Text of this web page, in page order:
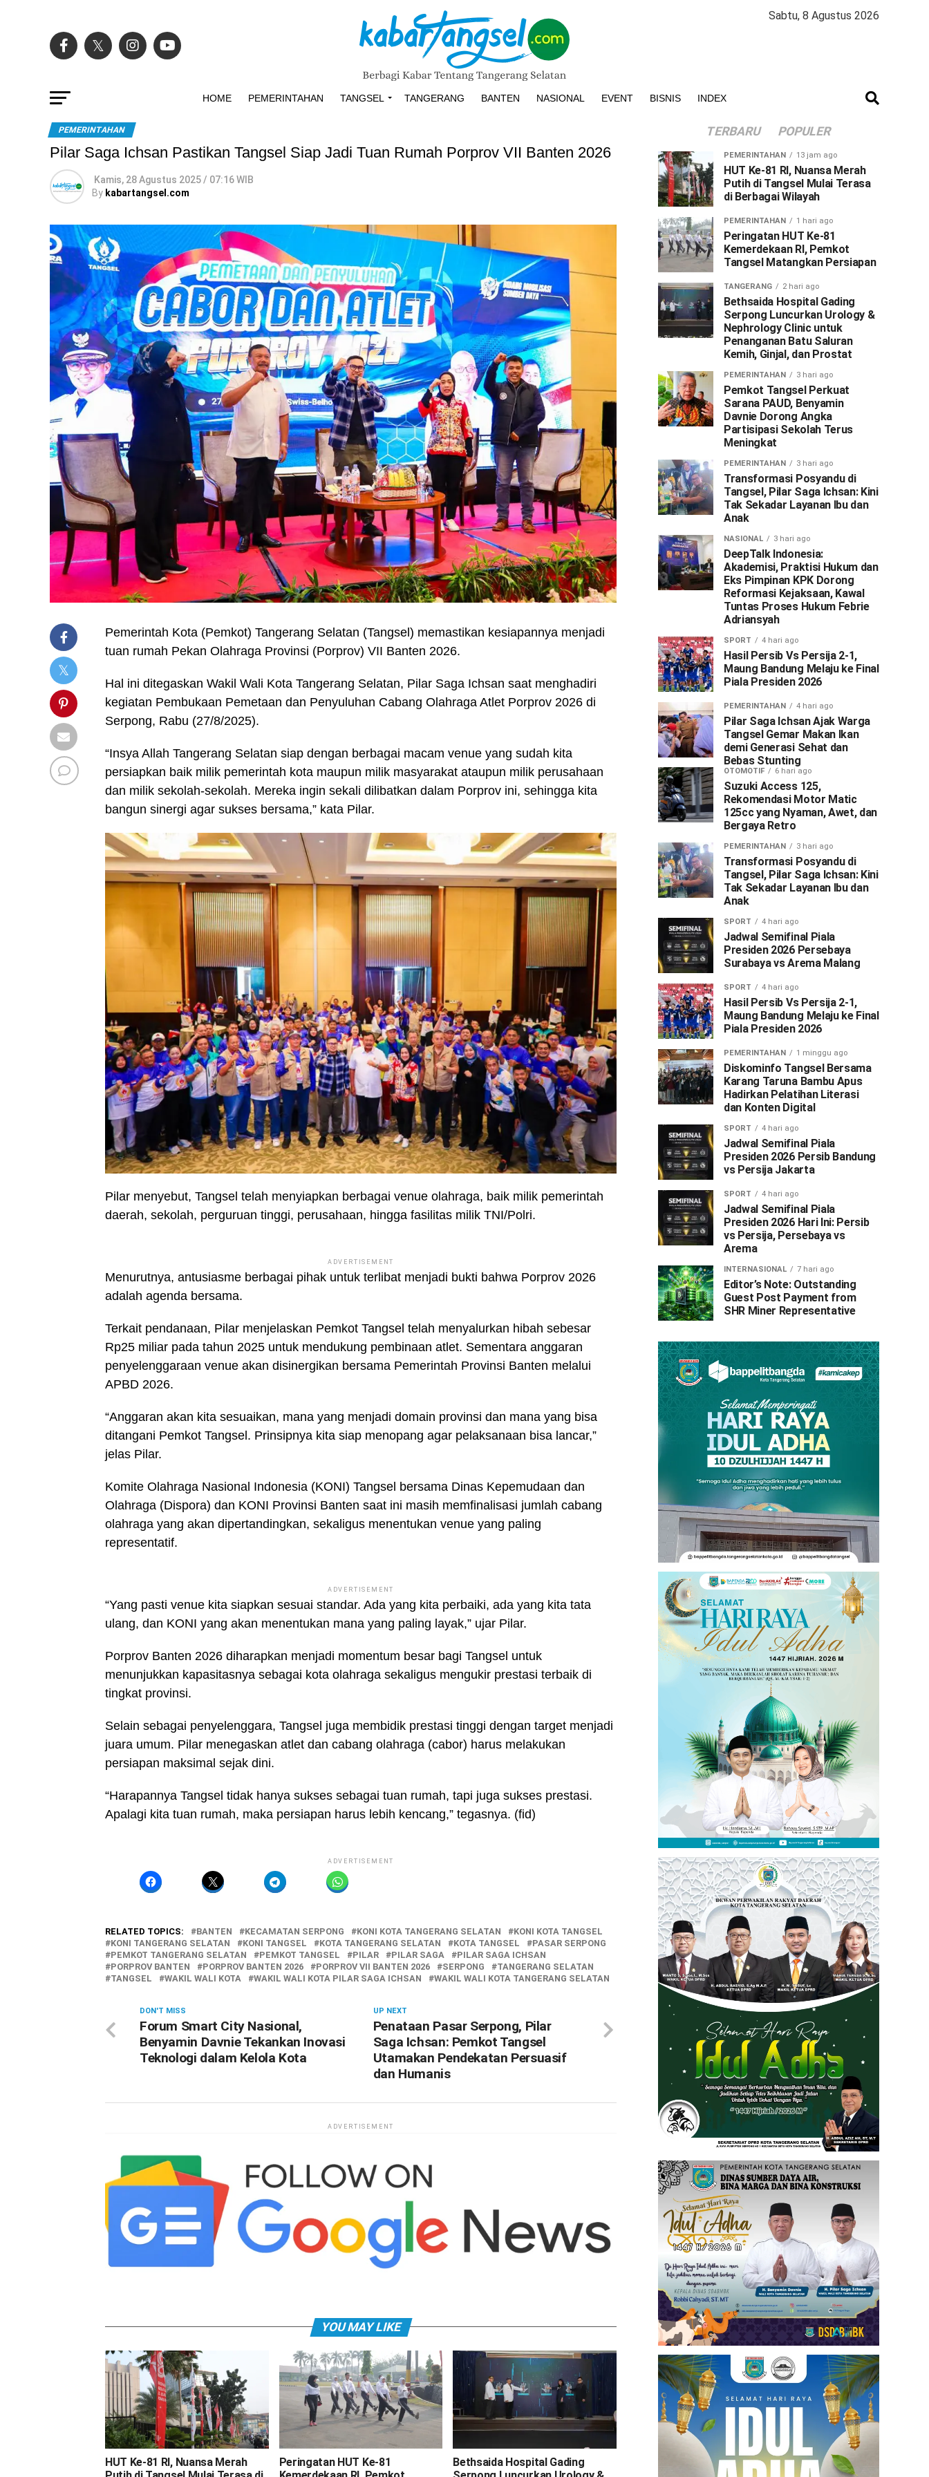
Sabtu, 8 Agustus 2026
HOME PEMERINTAHAN TANGSEL TANGERANG BANTEN NASIONAL EVENT BISNIS INDEX
PEMERINTAHAN
Pilar Saga Ichsan Pastikan Tangsel Siap Jadi Tuan Rumah Porprov VII Banten 2026
Kamis, 28 Agustus 2025 / 07:16 WIB
By kabartangsel.com
Pemerintah Kota (Pemkot) Tangerang Selatan (Tangsel) memastikan kesiapannya menjadi
tuan rumah Pekan Olahraga Provinsi (Porprov) VII Banten 2026.
Hal ini ditegaskan Wakil Wali Kota Tangerang Selatan, Pilar Saga Ichsan saat menghadiri
kegiatan Pembukaan Pemetaan dan Penyuluhan Cabang Olahraga Atlet Porprov 2026 di
Serpong, Rabu (27/8/2025).
“Insya Allah Tangerang Selatan siap dengan berbagai macam venue yang sudah kita
persiapkan baik milik pemerintah kota maupun milik masyarakat ataupun milik perusahaan
dan milik sekolah-sekolah. Mereka ingin sekali dilibatkan dalam Porprov ini, sehingga kita
bangun sinergi agar sukses bersama,” kata Pilar.
Pilar menyebut, Tangsel telah menyiapkan berbagai venue olahraga, baik milik pemerintah
daerah, sekolah, perguruan tinggi, perusahaan, hingga fasilitas milik TNI/Polri.
ADVERTISEMENT
Menurutnya, antusiasme berbagai pihak untuk terlibat menjadi bukti bahwa Porprov 2026
adalah agenda bersama.
Terkait pendanaan, Pilar menjelaskan Pemkot Tangsel telah menyalurkan hibah sebesar
Rp25 miliar pada tahun 2025 untuk mendukung pembinaan atlet. Sementara anggaran
penyelenggaraan venue akan disinergikan bersama Pemerintah Provinsi Banten melalui
APBD 2026.
“Anggaran akan kita sesuaikan, mana yang menjadi domain provinsi dan mana yang bisa
ditangani Pemkot Tangsel. Prinsipnya kita siap menopang agar pelaksanaan bisa lancar,”
jelas Pilar.
Komite Olahraga Nasional Indonesia (KONI) Tangsel bersama Dinas Kepemudaan dan
Olahraga (Dispora) dan KONI Provinsi Banten saat ini masih memfinalisasi jumlah cabang
olahraga yang akan dipertandingkan, sekaligus menentukan venue yang paling
representatif.
ADVERTISEMENT
“Yang pasti venue kita siapkan sesuai standar. Ada yang kita perbaiki, ada yang kita tata
ulang, dan KONI yang akan menentukan mana yang paling layak,” ujar Pilar.
Porprov Banten 2026 diharapkan menjadi momentum besar bagi Tangsel untuk
menunjukkan kapasitasnya sebagai kota olahraga sekaligus mengukir prestasi terbaik di
tingkat provinsi.
Selain sebagai penyelenggara, Tangsel juga membidik prestasi tinggi dengan target menjadi
juara umum. Pilar menegaskan atlet dan cabang olahraga (cabor) harus melakukan
persiapan maksimal sejak dini.
“Harapannya Tangsel tidak hanya sukses sebagai tuan rumah, tapi juga sukses prestasi.
Apalagi kita tuan rumah, maka persiapan harus lebih kencang,” tegasnya. (fid)
ADVERTISEMENT
RELATED TOPICS: BANTEN KECAMATAN SERPONG KONI KOTA TANGERANG SELATAN
KONI KOTA TANGSEL
KONI TANGERANG SELATAN
KONI TANGSEL KOTA TANGERANG SELATAN KOTA TANGSEL
PASAR SERPONG
PEMKOT TANGERANG SELATAN
PEMKOT TANGSEL PILAR PILAR SAGA
PILAR SAGA ICHSAN
PORPROV BANTEN
PORPROV BANTEN 2026 PORPROV VII BANTEN 2026 SERPONG
TANGERANG SELATAN
TANGSEL
WAKIL WALI KOTA WAKIL WALI KOTA PILAR SAGA ICHSAN WAKIL WALI KOTA TANGERANG SELATAN
UP NEXT
Penataan Pasar Serpong, Pilar
Saga Ichsan: Pemkot Tangsel
Utamakan Pendekatan Persuasif
dan Humanis
DON'T MISS
Forum Smart City Nasional,
Benyamin Davnie Tekankan Inovasi
Teknologi dalam Kelola Kota
ADVERTISEMENT
YOU MAY LIKE
HUT Ke-81 RI, Nuansa Merah
Peringatan HUT Ke-81
Bethsaida Hospital Gading
TERBARU POPULER
PEMERINTAHAN 13 jam ago
HUT Ke-81 RI, Nuansa Merah
Putih di Tangsel Mulai Terasa
di Berbagai Wilayah
PEMERINTAHAN 1 hari ago
Peringatan HUT Ke-81
Kemerdekaan RI, Pemkot
Tangsel Matangkan Persiapan
TANGERANG 2 hari ago
Bethsaida Hospital Gading
Serpong Luncurkan Urology &
Nephrology Clinic untuk
Penanganan Batu Saluran
Kemih, Ginjal, dan Prostat
PEMERINTAHAN 3 hari ago
Pemkot Tangsel Perkuat
Sarana PAUD, Benyamin
Davnie Dorong Angka
Partisipasi Sekolah Terus
Meningkat
PEMERINTAHAN 3 hari ago
Transformasi Posyandu di
Tangsel, Pilar Saga Ichsan: Kini
Tak Sekadar Layanan Ibu dan
Anak
NASIONAL 3 hari ago
DeepTalk Indonesia:
Akademisi, Praktisi Hukum dan
Eks Pimpinan KPK Dorong
Reformasi Kejaksaan, Kawal
Tuntas Proses Hukum Febrie
Adriansyah
SPORT 4 hari ago
Hasil Persib Vs Persija 2-1,
Maung Bandung Melaju ke Final
Piala Presiden 2026
PEMERINTAHAN 4 hari ago
Pilar Saga Ichsan Ajak Warga
Tangsel Gemar Makan Ikan
demi Generasi Sehat dan
Bebas Stunting
OTOMOTIF 6 hari ago
Suzuki Access 125,
Rekomendasi Motor Matic
125cc yang Nyaman, Awet, dan
Bergaya Retro
PEMERINTAHAN 3 hari ago
Transformasi Posyandu di
Tangsel, Pilar Saga Ichsan: Kini
Tak Sekadar Layanan Ibu dan
Anak
SPORT 4 hari ago
Jadwal Semifinal Piala
Presiden 2026 Persebaya
Surabaya vs Arema Malang
SPORT 4 hari ago
Hasil Persib Vs Persija 2-1,
Maung Bandung Melaju ke Final
Piala Presiden 2026
PEMERINTAHAN 1 minggu ago
Diskominfo Tangsel Bersama
Karang Taruna Bambu Apus
Hadirkan Pelatihan Literasi
dan Konten Digital
SPORT 4 hari ago
Jadwal Semifinal Piala
Presiden 2026 Persib Bandung
vs Persija Jakarta
SPORT 4 hari ago
Jadwal Semifinal Piala
Presiden 2026 Hari Ini: Persib
vs Persija, Persebaya vs
Arema
INTERNASIONAL 7 hari ago
Editor’s Note: Outstanding
Guest Post Payment from
SHR Miner Representative